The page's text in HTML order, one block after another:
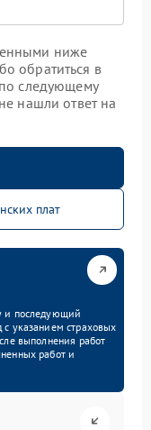
ниже
обратиться в
следующему
нашли ответ на
плат
и последующий
с указанием страховых
выполнения работ
работ и